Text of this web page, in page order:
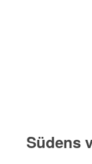
Südens